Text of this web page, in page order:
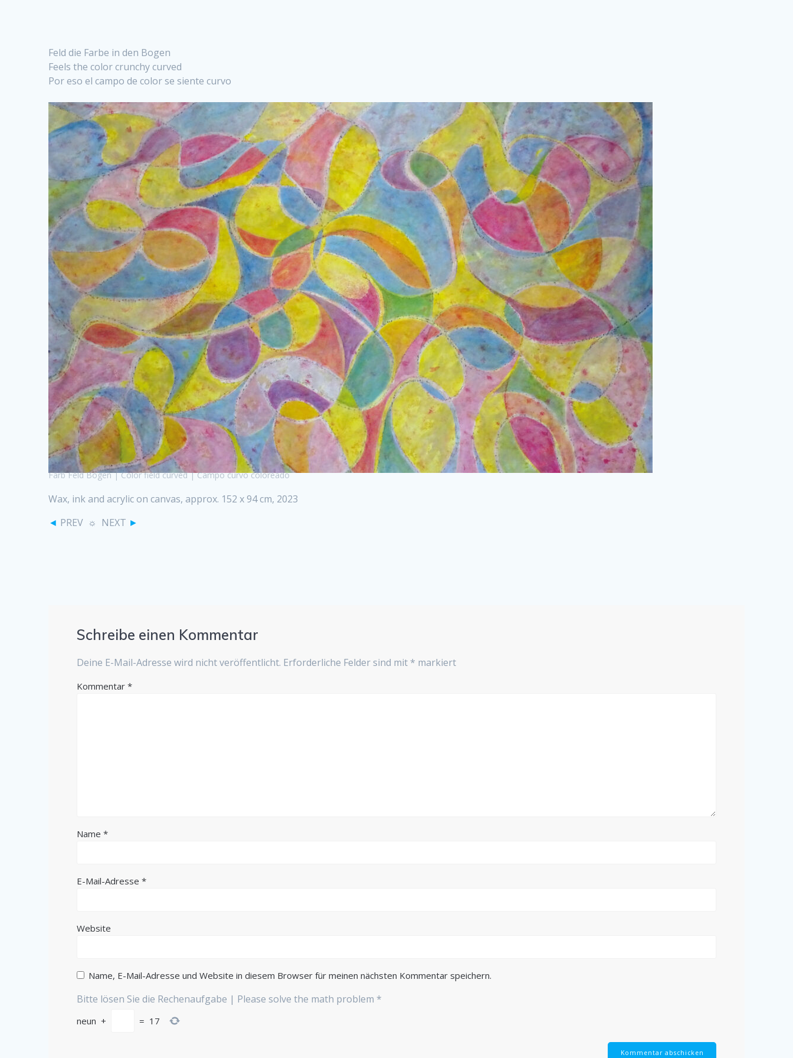
Feld die Farbe in den Bogen
Feels the color crunchy curved
Por eso el campo de color se siente curvo
Farb Feld Bogen | Color field curved | Campo curvo coloreado
Wax, ink and acrylic on canvas, approx. 152 x 94 cm, 2023
◄ PREV ☼ NEXT ►
Schreibe einen Kommentar
Deine E-Mail-Adresse wird nicht veröffentlicht. Erforderliche Felder sind mit * markiert
Kommentar*
Name*
E-Mail-Adresse*
Website
Name, E-Mail-Adresse und Website in diesem Browser für meinen nächsten Kommentar speichern.
Bitte lösen Sie die Rechenaufgabe | Please solve the math problem *
neun + = 17